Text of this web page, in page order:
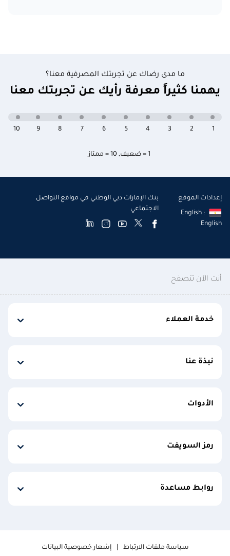
ما مدى رضاك عن تجربتك المصرفية معنا؟
يهمنا كثيراً معرفة رأيك عن تجربتك معنا
1 = ضعيف , 10 = ممتاز
10 9 8 7 6 5 4 3 2 1
إعدادات الموقع
English :
English
بنك الإمارات دبي الوطني في مواقع التواصل
الاجتماعي
أنت الآن تتصفح
خدمة العملاء
نبذة عنا
الأدوات
رمز السويفت
روابط مساعدة
سياسة ملفات الارتباط إشعار خصوصية البيانات